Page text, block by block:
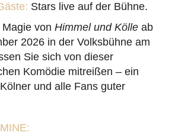
Stars live auf der Bühne.
von Himmel und Kölle ab
2026 in der Volksbühne am
Sie sich von dieser
Komödie mitreißen – ein
und alle Fans guter